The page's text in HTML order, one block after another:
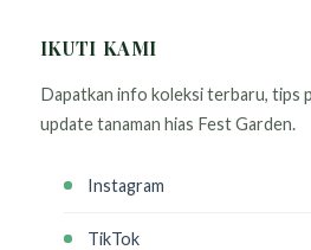
IKUTI KAMI
Dapatkan info koleksi terbaru, tips
update tanaman hias Fest Garden.
Instagram
TikTok